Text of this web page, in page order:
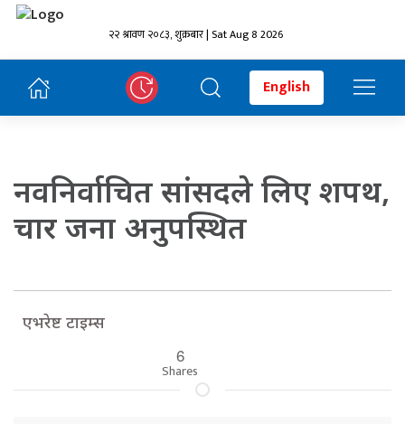
२२ श्रावण २०८३, शुक्रबार | Sat Aug 8 2026
English
नवनिर्वाचित सांसदले लिए शपथ,
चार जना अनुपस्थित
एभरेष्ट टाइम्स
6
Shares